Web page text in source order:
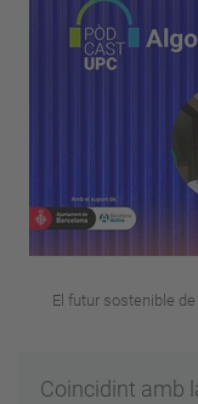
El futur sostenible
Coincidint amb